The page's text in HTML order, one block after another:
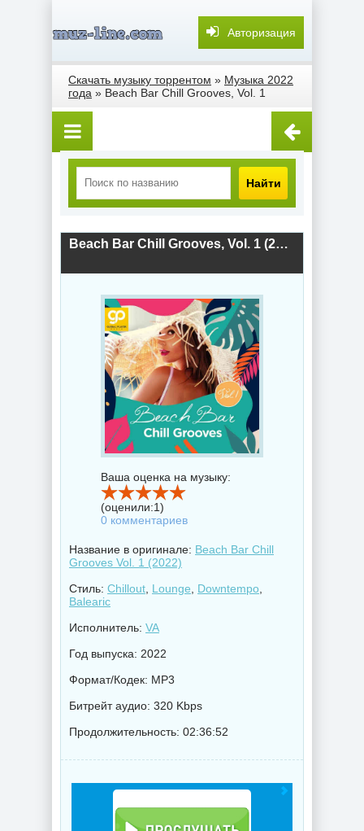
Авторизация
Скачать музыку торрентом » Музыка 2022
года » Beach Bar Chill Grooves, Vol. 1
Найти
Beach Bar Chill Grooves, Vol. 1 (2022) скачать торрент
Ваша оценка на музыку:
(оценили:1)
0 комментариев
Название в оригинале: Beach Bar Chill
Grooves Vol. 1 (2022)
Стиль: Chillout Lounge Downtempo
Balearic
Исполнитель: VA
Год выпуска: 2022
Формат/Кодек: MP3
Битрейт аудио: 320 Kbps
Продолжительность: 02:36:52